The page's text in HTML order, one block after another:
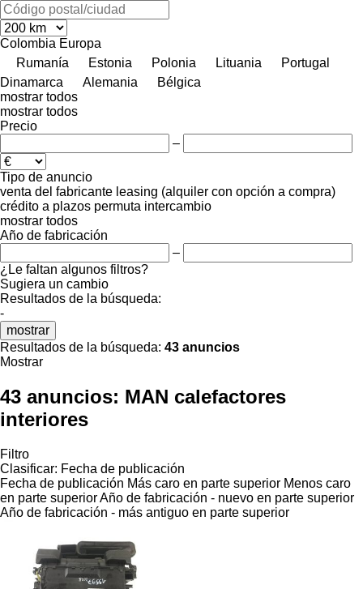
Colombia Europa
Rumanía
Estonia Polonia Lituania
Portugal
Dinamarca
Alemania
Bélgica
mostrar todos
mostrar todos
Precio
–
Tipo de anuncio
venta del fabricante leasing (alquiler con opción a compra)
crédito a plazos permuta intercambio
mostrar todos
Año de fabricación
–
¿Le faltan algunos filtros?
Sugiera un cambio
Resultados de la búsqueda:
-
mostrar
Resultados de la búsqueda: 43 anuncios
Mostrar
43 anuncios: MAN calefactores
interiores
Filtro
Clasificar: Fecha de publicación
Fecha de publicación Más caro en parte superior Menos caro
en parte superiorAño de fabricación - nuevo en parte superior
Año de fabricación - más antiguo en parte superior